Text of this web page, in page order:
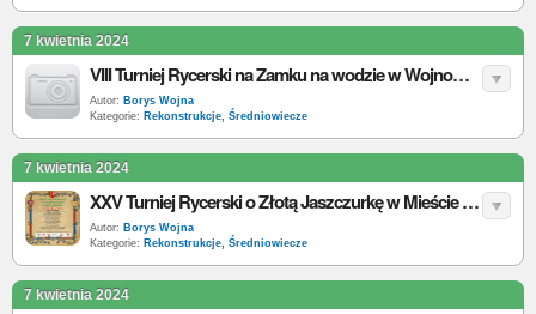
7 kwietnia 2024
VIII Turniej Rycerski na Zamku na wodzie w Wojnowicach 2024 - data, program, bilety
Autor: Borys Wojna
Kategorie: Rekonstrukcje, Średniowiecze
7 kwietnia 2024
XXV Turniej Rycerski o Złotą Jaszczurkę w Mieście Zakochanych 2024 - data, program, bilety
Autor: Borys Wojna
Kategorie: Rekonstrukcje, Średniowiecze
7 kwietnia 2024